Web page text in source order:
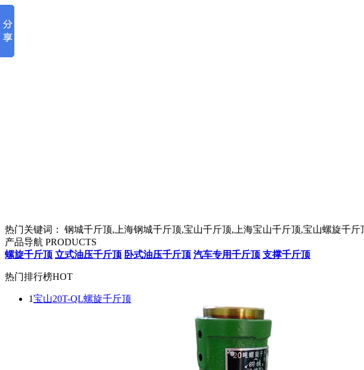
热门关键词：
钢城千斤顶,上海钢城千斤顶,宝山千斤顶,上海宝山千斤顶,宝山螺旋千
产品导航 PRODUCTS
螺旋千斤顶 立式油压千斤顶 卧式油压千斤顶 汽车专用千斤顶 支撑千斤顶
热门排行榜HOT
1宝山20T-QL螺旋千斤顶